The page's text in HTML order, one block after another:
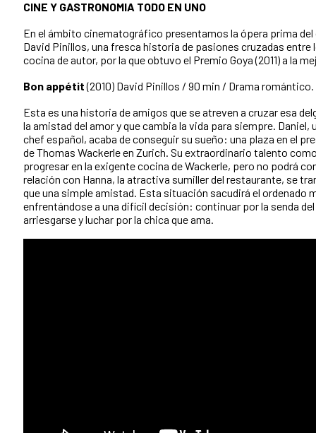
CINE Y GASTRONOMIA TODO EN UNO
En el ámbito cinematográfico presentamos la ópera prima
David Pinillos, una fresca historia de pasiones cruzadas entre
cocina de autor, por la que obtuvo el Premio Goya (2011) a la
Bon appétit(2010) David Pinillos / 90 min / Drama romántico.
Esta es una historia de amigos que se atreven a cruzar esa
la amistad del amor y que cambia la vida para siempre. Daniel,
chef español, acaba de conseguir su sueño: una plaza en el
de Thomas Wackerle en Zurich. Su extraordinario talento
progresar en la exigente cocina de Wackerle, pero no podrá
relación con Hanna, la atractiva sumiller del restaurante, se
que una simple amistad. Esta situación sacudirá el ordenado
enfrentándose a una difícil decisión: continuar por la senda
arriesgarse y luchar por la chica que ama.